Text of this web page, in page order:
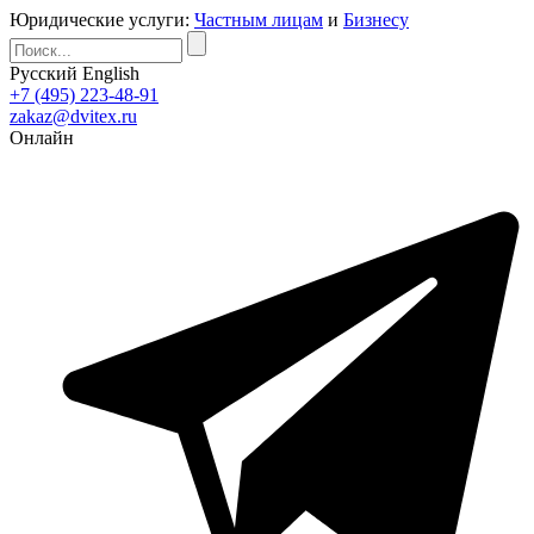
Юридические услуги: Частным лицам и Бизнесу
Русский English
+7 (495) 223-48-91
zakaz@dvitex.ru
Онлайн